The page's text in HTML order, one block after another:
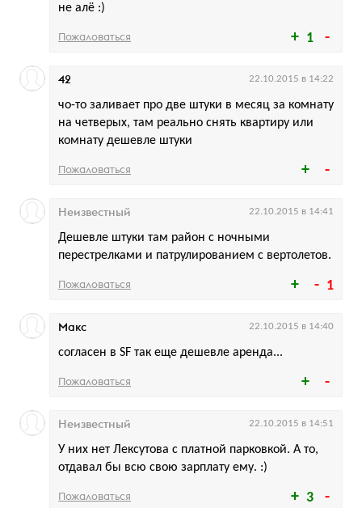
1
не алё :)
Пожаловаться
чо-то заливает про две штуки в месяц за комнату
на четверых, там реально снять квартиру или
комнату дешевле штуки
42 22.10.2015 в 14:22
Пожаловаться
1
Дешевле штуки там район с ночными
перестрелками и патрулированием с вертолетов.
Неизвестный 22.10.2015 в 14:41
Пожаловаться
согласен в SF так еще дешевле аренда...
Макс 22.10.2015 в 14:40
Пожаловаться
3
У них нет Лексутова с платной парковкой. А то,
отдавал бы всю свою зарплату ему. :)
Неизвестный 22.10.2015 в 14:51
Пожаловаться